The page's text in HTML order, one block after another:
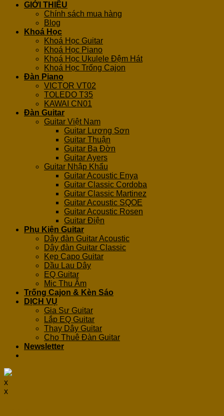
GIỚI THIỆU
Chính sách mua hàng
Blog
Khoá Học
Khoá Học Guitar
Khoá Học Piano
Khoá Học Ukulele Đệm Hát
Khoá Học Trống Cajon
Đàn Piano
VICTOR VT02
TOLEDO T35
KAWAI CN01
Đàn Guitar
Guitar Việt Nam
Guitar Lương Sơn
Guitar Thuận
Guitar Ba Đờn
Guitar Ayers
Guitar Nhập Khẩu
Guitar Acoustic Enya
Guitar Classic Cordoba
Guitar Classic Martinez
Guitar Acoustic SQOE
Guitar Acoustic Rosen
Guitar Điện
Phụ Kiện Guitar
Dây đàn Guitar Acoustic
Dây đàn Guitar Classic
Kẹp Capo Guitar
Dầu Lau Dây
EQ Guitar
Mic Thu Âm
Trống Cajon & Kèn Sáo
DỊCH VỤ
Gia Sư Guitar
Lắp EQ Guitar
Thay Dây Guitar
Cho Thuê Đàn Guitar
Newsletter
x
x